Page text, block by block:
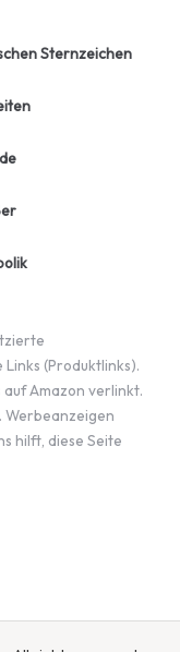
Sternzeichen
(Produktlinks).
Amazon verlinkt.
Werbeanzeigen
hilft, diese Seite